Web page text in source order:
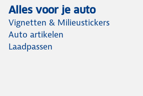
Alles voor je auto
Vignetten & Milieustickers
Auto artikelen
Laadpassen